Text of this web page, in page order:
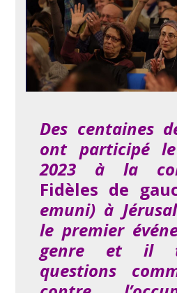
Des centaines
ont participé
2023 à la
Fidèles de
emuni) à
le premier
genre et il
questions